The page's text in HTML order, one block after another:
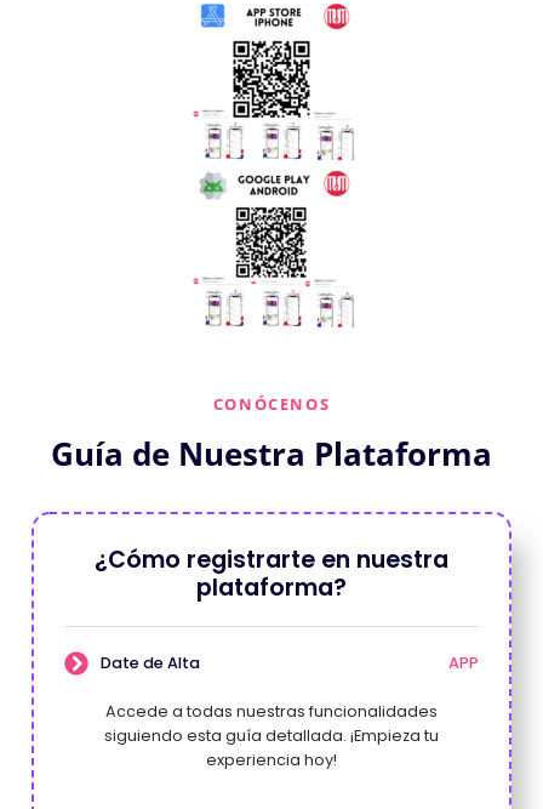
CONÓCENOS
Guía de Nuestra Plataforma
¿Cómo registrarte en nuestra
plataforma?
Date de Alta APP
Accede a todas nuestras funcionalidades
siguiendo esta guía detallada. ¡Empieza tu
experiencia hoy!